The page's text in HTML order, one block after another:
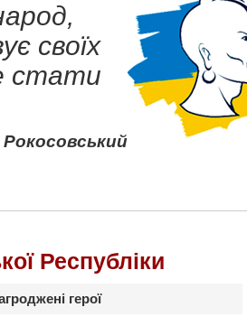
своїх
стати
Рокосовський
Республіки
герої